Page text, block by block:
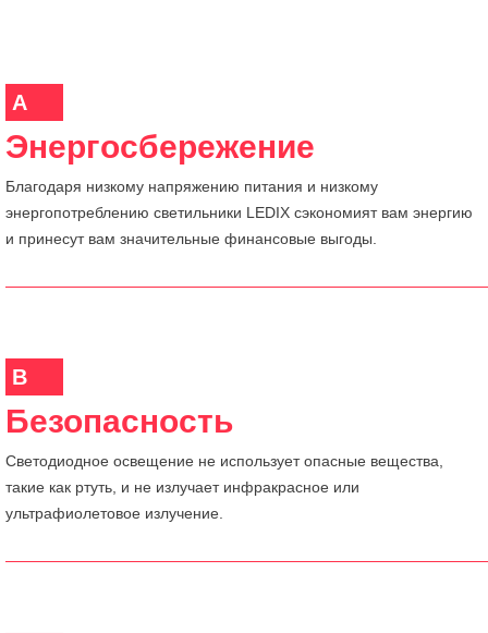
A
Энергосбережение
Благодаря низкому напряжению питания и низкому
энергопотреблению светильники LEDIX сэкономият вам энергию
и принесут вам значительные финансовые выгоды.
B
Безопасность
Светодиодное освещение не использует опасные вещества,
такие как ртуть, и не излучает инфракрасное или
ультрафиолетовое излучение.